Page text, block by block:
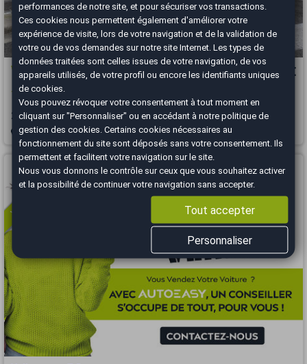
Volkswagen T-Roc 19 990 €
1.5 TSI 150 ch Carat virtual cockpit 67500 kms
2020 67500 km ESSENCE Automatique
Nice - 06300
Vous arrivez trop tard
performances de notre site, et pour sécuriser vos transactions.
Ces cookies nous permettent également d'améliorer votre
expérience de visite, lors de votre navigation et de la validation de
votre ou de vos demandes sur notre site Internet. Les types de
données traitées sont celles issues de votre navigation, de vos
appareils utilisés, de votre profil ou encore les identifiants uniques
de cookies.
Vous pouvez révoquer votre consentement à tout moment en
cliquant sur "Personnaliser" ou en accédant à notrepolitique de
gestion des cookies . Certains cookies nécessaires au
fonctionnement du site sont déposés sans votre consentement. Ils
permettent et facilitent votre navigation sur le site.
Nous vous donnons le contrôle sur ceux que vous souhaitez activer
et la possibilité de continuer votre navigation sans accepter.
Tout accepter
Personnaliser